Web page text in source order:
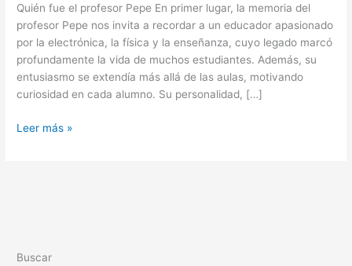
Quién fue el profesor Pepe En primer lugar, la memoria del
profesor Pepe nos invita a recordar a un educador apasionado
por la electrónica, la física y la enseñanza, cuyo legado marcó
profundamente la vida de muchos estudiantes. Además, su
entusiasmo se extendía más allá de las aulas, motivando
curiosidad en cada alumno. Su personalidad, […]
Leer más »
Buscar